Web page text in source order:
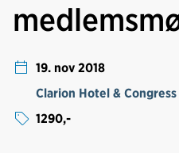
19. nov 2018
Clarion Hotel &
1290,-